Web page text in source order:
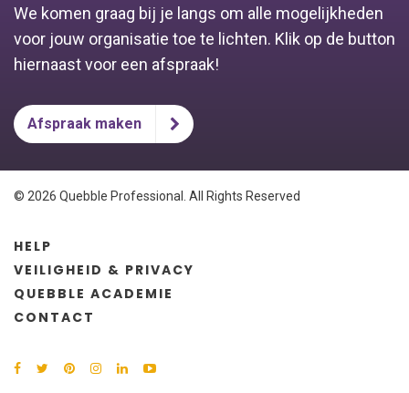
We komen graag bij je langs om alle mogelijkheden
voor jouw organisatie toe te lichten. Klik op de button
hiernaast voor een afspraak!
Afspraak maken
© 2026 Quebble Professional. All Rights Reserved
HELP
VEILIGHEID & PRIVACY
QUEBBLE ACADEMIE
CONTACT